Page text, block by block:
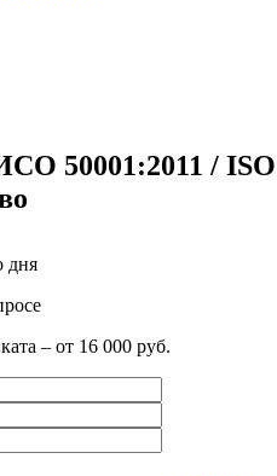
50001:2011 / ISO
дня
– от 16 000 руб.